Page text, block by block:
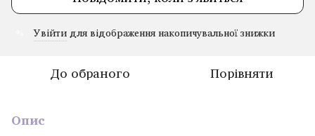
Увійти для відображення накопичувальної знижки
До обраного Порівняти
Опис